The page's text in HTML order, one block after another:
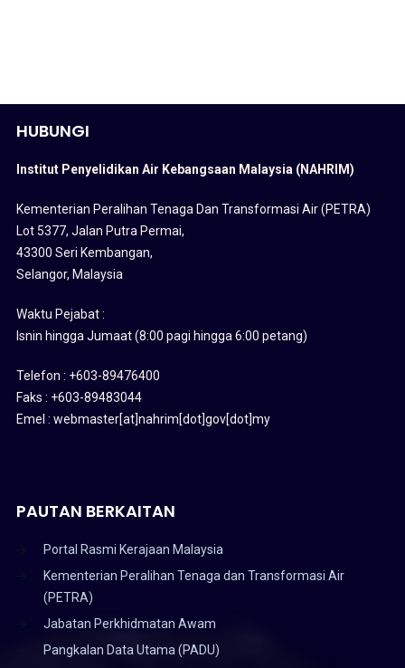
HUBUNGI
Institut Penyelidikan Air Kebangsaan Malaysia (NAHRIM)
Kementerian Peralihan Tenaga Dan Transformasi Air (PETRA)
Lot 5377, Jalan Putra Permai,
43300 Seri Kembangan,
Selangor, Malaysia
Waktu Pejabat :
Isnin hingga Jumaat (8:00 pagi hingga 6:00 petang)
Telefon : +603-89476400
Faks : +603-89483044
Emel : webmaster[at]nahrim[dot]gov[dot]my
PAUTAN BERKAITAN
Portal Rasmi Kerajaan Malaysia
Kementerian Peralihan Tenaga dan Transformasi Air
(PETRA)
Jabatan Perkhidmatan Awam
Pangkalan Data Utama (PADU)